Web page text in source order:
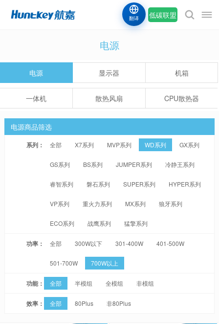
低碳联盟
翻译
电源
电源 显示器 机箱
一体机 散热风扇 CPU散热器
电源商品筛选
系列： 全部 X7系列 MVP系列 WD系列 GX系列
GS系列 BS系列 JUMPER系列 冷静王系列
睿智系列 磐石系列 SUPER系列 HYPER系列
VP系列 重火力系列 MX系列 狼牙系列
ECO系列 战鹰系列 猛擎系列
功率： 全部 300W以下 301-400W 401-500W
501-700W 700W以上
功能： 全部 半模组 全模组 非模组
效率： 全部 80Plus 非80Plus